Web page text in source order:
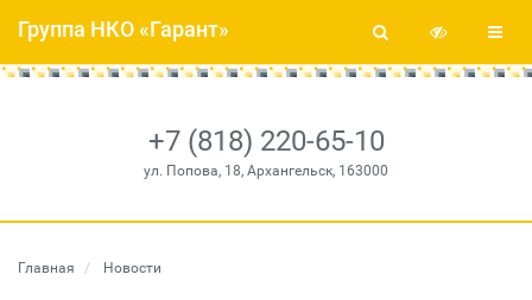
+7 (818) 220-65-10
ул. Попова, 18, Архангельск, 163000
Группа НКО «Гарант»
Главная Новости